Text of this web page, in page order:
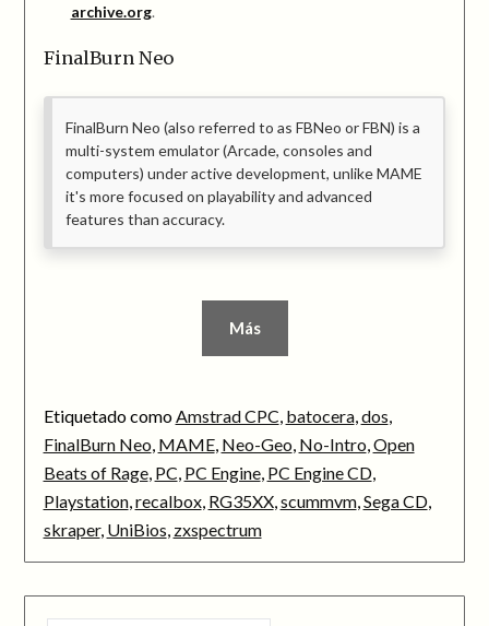
archive.org.
FinalBurn Neo
FinalBurn Neo (also referred to as FBNeo or FBN) is a
multi-system emulator (Arcade, consoles and
computers) under active development, unlike MAME
it's more focused on playability and advanced
features than accuracy.
Más
Etiquetado como Amstrad CPC batocera, dos
FinalBurn Neo, MAME, Neo-Geo, No-Intro, Open
Beats of Rage, PC PC Engine, PC Engine CD,
Playstation, recalbox, RG35XX, scummvm, Sega CD,
skraper, UniBios zxspectrum